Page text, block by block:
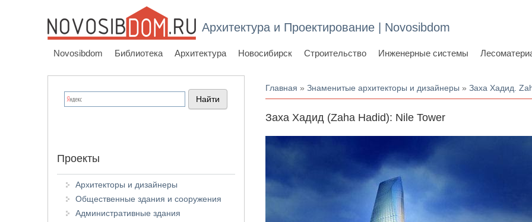
Архитектура и Проектирование | Novosibdom
Novosibdom Библиотека Архитектура Новосибирск Строительство Инженерные системы
Вы здесь
Главная »Знаменитые архитекторы и дизайнеры »Заха Хадид.
Заха Хадид (Zaha Hadid): Nile Tower
Проекты
Архитекторы и дизайнеры
Общественные здания и сооружения
Административные здания